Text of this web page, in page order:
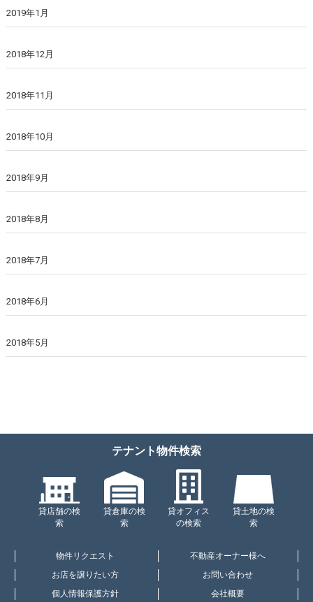
2019年1月
2018年12月
2018年11月
2018年10月
2018年9月
2018年8月
2018年7月
2018年6月
2018年5月
テナント物件検索
貸店舗の検
索
貸倉庫の検
索
貸オフィス
の検索
貸土地の検
索
物件リクエスト
不動産オーナー様へ
お店を譲りたい方
お問い合わせ
個人情報保護方針
会社概要